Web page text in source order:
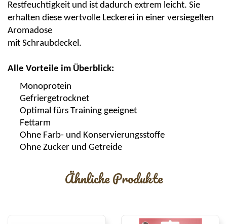
Restfeuchtigkeit und ist dadurch extrem leicht. Sie
erhalten diese wertvolle Leckerei in einer versiegelten
Aromadose
mit Schraubdeckel.
Alle Vorteile im Überblick:
Monoprotein
Gefriergetrocknet
Optimal fürs Training geeignet
Fettarm
Ohne Farb- und Konservierungsstoffe
Ohne Zucker und Getreide
Ähnliche Produkte